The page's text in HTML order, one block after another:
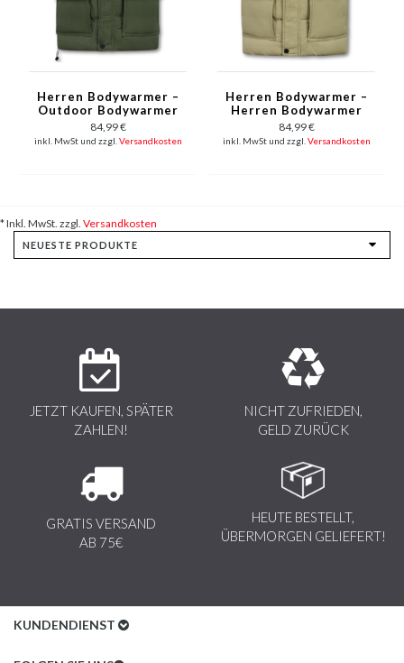
Herren Bodywarmer –
Outdoor Bodywarmer
für Herren – 901 –
Grün
84,99 €
inkl. MwSt und zzgl. Versandkosten
Herren Bodywarmer –
Herren Bodywarmer
mit Kapuze – 901 –
Beige
84,99 €
inkl. MwSt und zzgl. Versandkosten
* Inkl. MwSt. zzgl. Versandkosten
JETZT KAUFEN, SPÄTER
ZAHLEN!
NICHT ZUFRIEDEN,
GELD ZURÜCK
GRATIS VERSAND
AB 75€
HEUTE BESTELLT,
ÜBERMORGEN GELIEFERT!
KUNDENDIENST
Kundenservice